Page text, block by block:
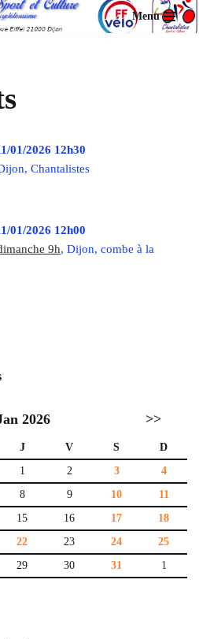
Menu
01/2026 12h30
Chantalistes
01/2026 12h00
9h, Dijon, combe à la
2026 >>
J V S
D
1 2 3
4
8 9 10
11
15 16 17
18
22 23 24
25
29 30 31 1